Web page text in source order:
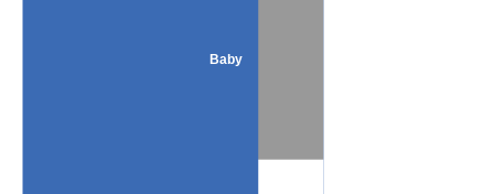
Baby